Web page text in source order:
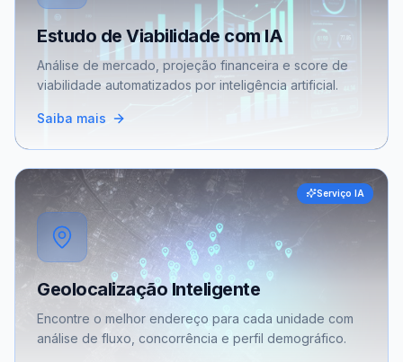
Estudo de Viabilidade com IA
Análise de mercado, projeção financeira e score de
viabilidade automatizados por inteligência artificial.
Saiba mais
Serviço IA
Geolocalização Inteligente
Encontre o melhor endereço para cada unidade com
análise de fluxo, concorrência e perfil demográfico.